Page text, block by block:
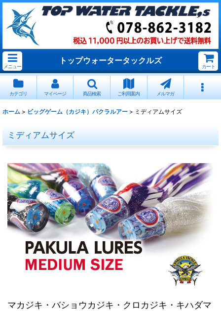
メニュー
トップウォータータックルズ
カート
カテゴリ マイページ 商品検索 ご利用案内 メルマガ
ホーム > ビッグゲーム（カジキ）パクラルアー > ミディアムサイズ
ミディアムサイズ
マカジキ・バショウカジキ・クロカジキ・キハダマ